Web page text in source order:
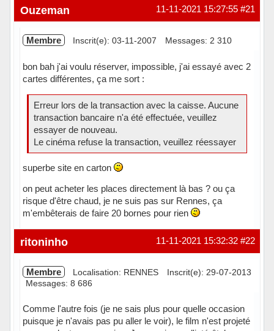
Hors ligne #21
11-11-2021 15:27:55
Ouzeman
Membre Inscrit(e): 03-11-2007 Messages: 2 310
bon bah j'ai voulu réserver, impossible, j'ai essayé avec 2
cartes différentes, ça me sort :
Erreur lors de la transaction avec la caisse. Aucune
transaction bancaire n'a été effectuée, veuillez
essayer de nouveau.
Le cinéma refuse la transaction, veuillez réessayer
superbe site en carton
on peut acheter les places directement là bas ? ou ça
risque d'être chaud, je ne suis pas sur Rennes, ça
m'embêterais de faire 20 bornes pour rien
Hors ligne #22
11-11-2021 15:32:32
ritoninho
Membre Localisation: RENNES
Inscrit(e): 29-07-2013
Messages: 8 686
Comme l'autre fois (je ne sais plus pour quelle occasion
puisque je n'avais pas pu aller le voir), le film n'est projeté